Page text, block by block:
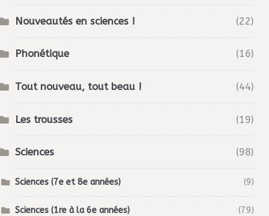
Nouveautés en sciences ! (22)
Phonétique (16)
Tout nouveau, tout beau ! (44)
Les trousses (19)
Sciences (98)
Sciences (7e et 8e années) (9)
Sciences (1re à la 6e années) (79)